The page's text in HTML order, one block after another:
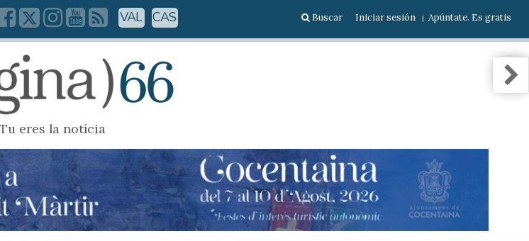
VAL CAS Buscar Iniciar sesión Apúntate. Es gratis
Tu eres la notícia